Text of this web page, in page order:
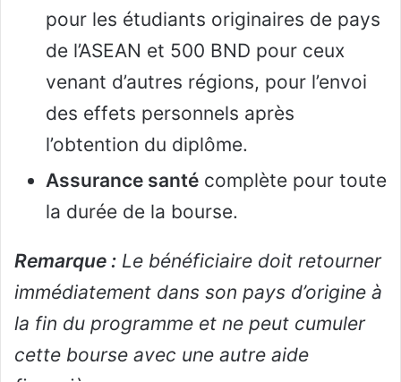
pour les étudiants originaires de pays
de l’ASEAN et 500 BND pour ceux
venant d’autres régions, pour l’envoi
des effets personnels après
l’obtention du diplôme.
Assurance santé complète pour toute
la durée de la bourse.
Remarque : Le bénéficiaire doit retourner
immédiatement dans son pays d’origine à
la fin du programme et ne peut cumuler
cette bourse avec une autre aide